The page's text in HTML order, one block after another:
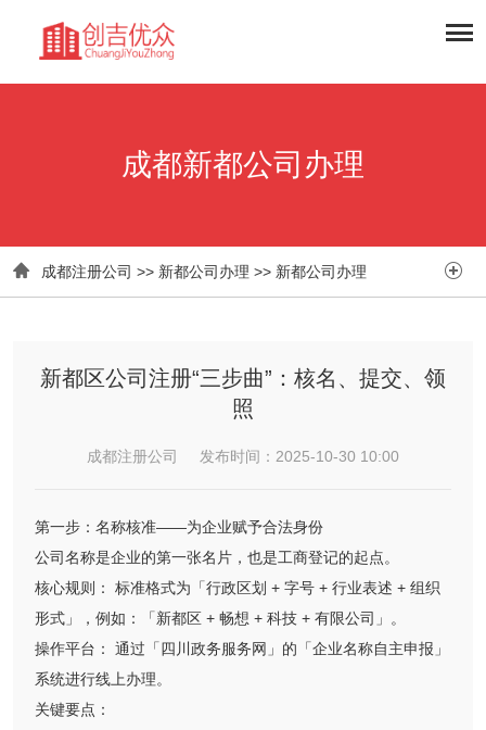
成都新都公司办理
 成都注册公司 >> 新都公司办理 >> 新都公司办理 
新都区公司注册“三步曲”：核名、提交、领
照​
成都注册公司 发布时间：2025-10-30 10:00
第一步：名称核准——为企业赋予合法身份
公司名称是企业的第一张名片，也是工商登记的起点。
核心规则： 标准格式为「行政区划 + 字号 + 行业表述 + 组织
形式」，例如：「新都区 + 畅想 + 科技 + 有限公司」。
操作平台： 通过「四川政务服务网」的「企业名称自主申报」
系统进行线上办理。
关键要点：